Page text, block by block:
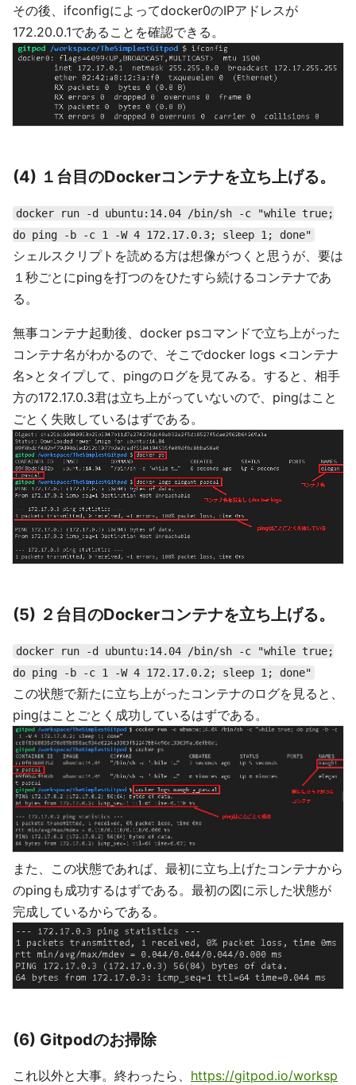
その後、ifconfigによってdocker0のIPアドレスが
172.20.0.1であることを確認できる。
(4) １台目のDockerコンテナを立ち上げる。
docker run -d ubuntu:14.04 /bin/sh -c "while true;
do ping -b -c 1 -W 4 172.17.0.3; sleep 1; done"
シェルスクリプトを読める方は想像がつくと思うが、要は
１秒ごとにpingを打つのをひたすら続けるコンテナであ
る。
無事コンテナ起動後、docker psコマンドで立ち上がった
コンテナ名がわかるので、そこでdocker logs <コンテナ
名>とタイプして、pingのログを見てみる。すると、相手
方の172.17.0.3君は立ち上がっていないので、pingはこと
ごとく失敗しているはずである。
(5) ２台目のDockerコンテナを立ち上げる。
docker run -d ubuntu:14.04 /bin/sh -c "while true;
do ping -b -c 1 -W 4 172.17.0.2; sleep 1; done"
この状態で新たに立ち上がったコンテナのログを見ると、
pingはことごとく成功しているはずである。
また、この状態であれば、最初に立ち上げたコンテナから
のpingも成功するはずである。最初の図に示した状態が
完成しているからである。
(6) Gitpodのお掃除
これ以外と大事。終わったら、 https://gitpod.io/worksp